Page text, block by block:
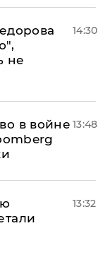
не
14:30
в войне 13:48
13:32